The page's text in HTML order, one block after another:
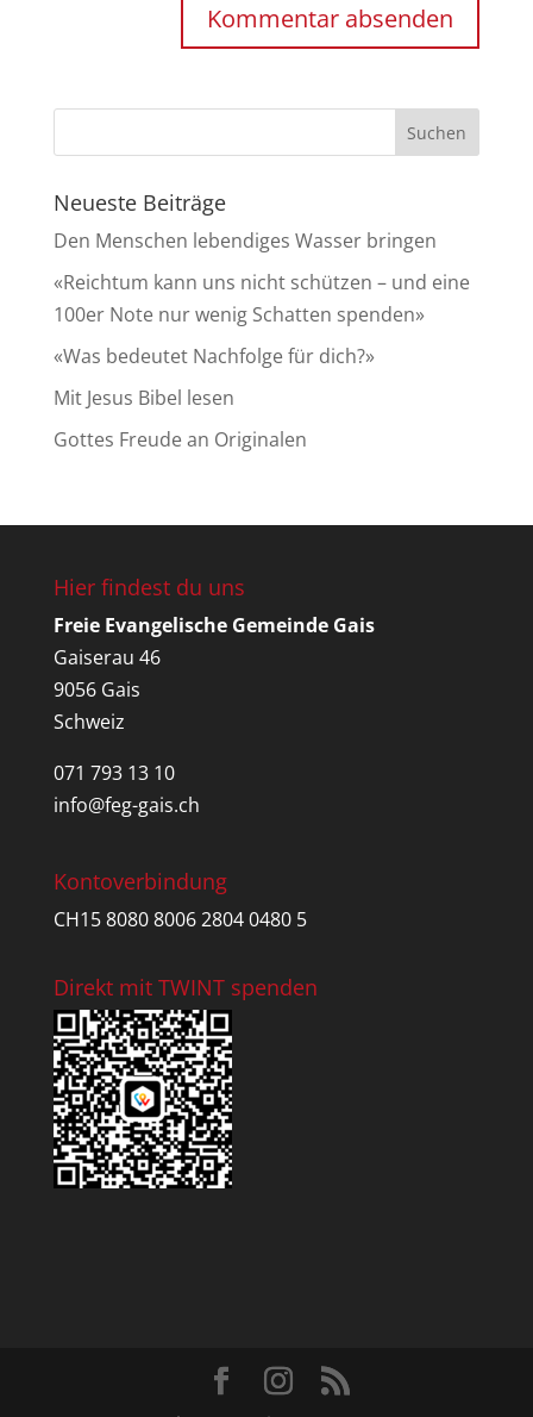
Neueste Beiträge
Den Menschen lebendiges Wasser bringen
«Reichtum kann uns nicht schützen – und eine
100er Note nur wenig Schatten spenden»
«Was bedeutet Nachfolge für dich?»
Mit Jesus Bibel lesen
Gottes Freude an Originalen
Hier findest du uns
Freie Evangelische Gemeinde Gais
Gaiserau 46
9056 Gais
Schweiz
071 793 13 10
info@feg-gais.ch
Kontoverbindung
CH15 8080 8006 2804 0480 5
Direkt mit TWINT spenden